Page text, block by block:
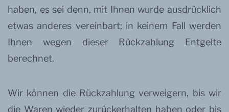
haben, es sei denn, mit Ihnen wurde ausdrücklich
etwas anderes vereinbart; in keinem Fall werden
Ihnen wegen dieser Rückzahlung Entgelte
berechnet.
Wir können die Rückzahlung verweigern, bis wir
die Waren wieder zurückerhalten haben oder bis